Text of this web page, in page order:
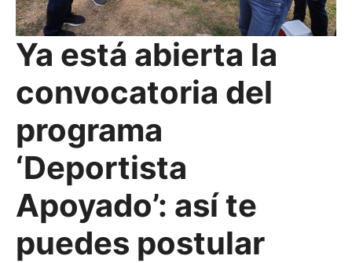
Ya está abierta la
convocatoria del
programa
‘Deportista
Apoyado’: así te
puedes postular